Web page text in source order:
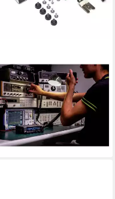
Midland 8001 Pro
CB-Funkgerät C1633
Funkgerät
€
€mtl. in 24 Raten
- in 2-3 Werktagen bei dir